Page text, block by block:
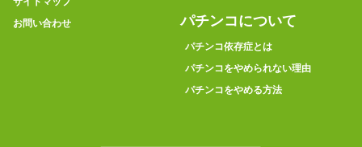
お問い合わせ
パチンコについて
パチンコ依存症とは
パチンコをやめられない理由
パチンコをやめる方法